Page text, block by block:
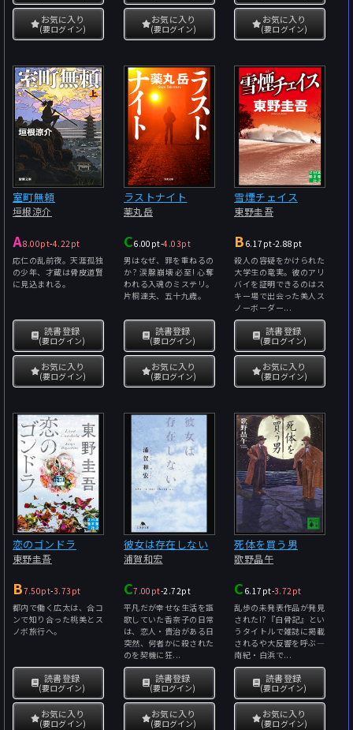
お気に入り
(要ログイン)
お気に入り
(要ログイン)
お気に入り
(要ログイン)
室町無頼
垣根涼介
A8.00pt-4.22pt
応仁の乱前夜。天涯孤独
の少年、才蔵は骨皮道賢
に見込まれる。
読書登録
(要ログイン)
お気に入り
(要ログイン)
ラストナイト
薬丸岳
C6.00pt-4.03pt
男はなぜ、罪を重ねるの
か? 涙腺崩壊必至! 心奪
われる入魂のミステリ。
片桐達夫、五十九歳。
読書登録
(要ログイン)
お気に入り
(要ログイン)
雪煙チェイス
東野圭吾
B 6.17pt-2.88pt
殺人の容疑をかけられた
大学生の竜実。彼のアリ
バイを証明できるのはス
キー場で出会った美人ス
ノーボーダー...
読書登録
(要ログイン)
お気に入り
(要ログイン)
恋のゴンドラ
東野圭吾
B7.50pt-3.73pt
都内で働く広太は、合コ
ンで知り合った桃美とス
ノボ旅行へ。
読書登録
(要ログイン)
お気に入り
(要ログイン)
彼女は存在しない
浦賀和宏
C7.00pt-2.72pt
平凡だが幸せな生活を謳
歌していた香奈子の日常
は、恋人・貴治がある日
突然、何者かに殺された
のを契機に狂...
読書登録
(要ログイン)
お気に入り
(要ログイン)
死体を買う男
歌野晶午
C 6.17pt-3.72pt
乱歩の未発表作品が発見
された!?『白骨記』とい
うタイトルで雑誌に掲載
されるや大反響を呼ぶ―
南紀・白浜で...
読書登録
(要ログイン)
お気に入り
(要ログイン)